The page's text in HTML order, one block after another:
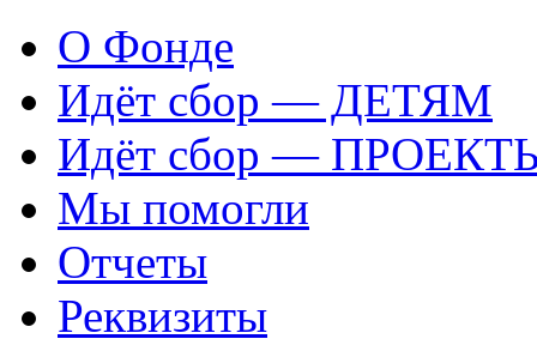
О Фонде
Идёт сбор — ДЕТЯМ
Идёт сбор —
Мы помогли
Отчеты
Реквизиты